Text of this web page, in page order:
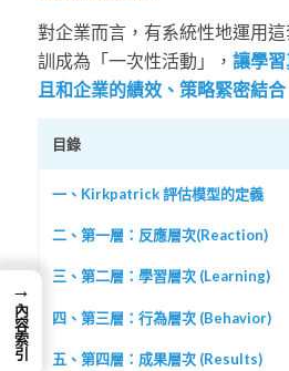
對企業而言，有系統性地運用
訓成為「一次性活動」， 讓學
且和企業的績效、策略緊密結合
目錄
一、Kirkpatrick 評估模型的定義
二、第一層：反應層次(Reaction)
三、第二層：學習層次 (Learning)
四、第三層：行為層次 (Behavior)
五、第四層：成果層次 (Results)
→
內容索引